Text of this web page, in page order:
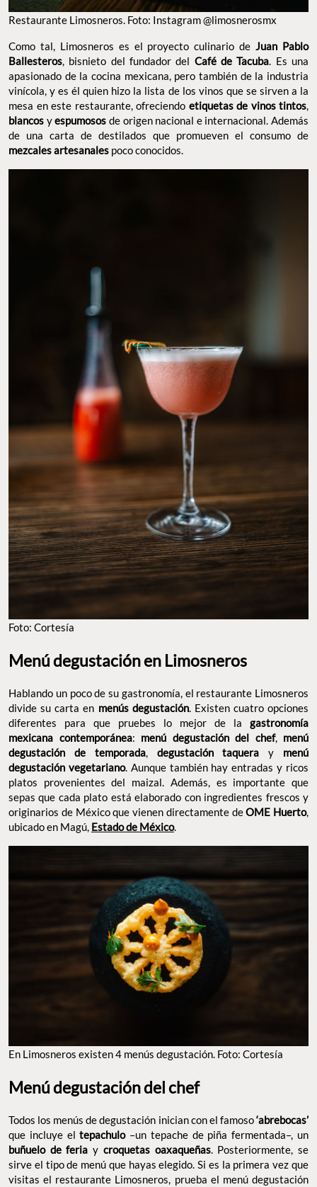
Restaurante Limosneros. Foto: Instagram @limosnerosmx
Como tal, Limosneros es el proyecto culinario deJuan Pablo
Ballesteros, bisnieto del fundador del Café de Tacuba. Es una
apasionado de la cocina mexicana, pero también de la industria
vinícola, y es él quien hizo la lista de los vinos que se sirven a la
mesa en este restaurante, ofreciendo etiquetas de vinos tintos,
blancos yespumosos de origen nacional e internacional. Además
de una carta de destilados que promueven el consumo de
mezcales artesanales poco conocidos.
Foto: Cortesía
Menú degustación en Limosneros
Hablando un poco de su gastronomía, el restaurante Limosneros
divide su carta en menús degustación. Existen cuatro opciones
diferentes para que pruebes lo mejor de la gastronomía
mexicana contemporánea: menú degustación del chef, menú
degustación de temporada, degustación taqueray menú
degustación vegetariano. Aunque también hay entradas y ricos
platos provenientes del maizal. Además, es importante que
sepas que cada plato está elaborado con ingredientes frescos y
originarios de México que vienen directamente deOME Huerto,
ubicado en Magú, Estado de México.
En Limosneros existen 4 menús degustación. Foto: Cortesía
Menú degustación del chef
Todos los menús de degustación inician con el famoso‘abrebocas’
que incluye eltepachulo–un tepache de piña fermentada–, un
buñuelo de feria y croquetas oaxaqueñas. Posteriormente, se
sirve el tipo de menú que hayas elegido. Si es la primera vez que
visitas el restaurante Limosneros, prueba el menú degustación